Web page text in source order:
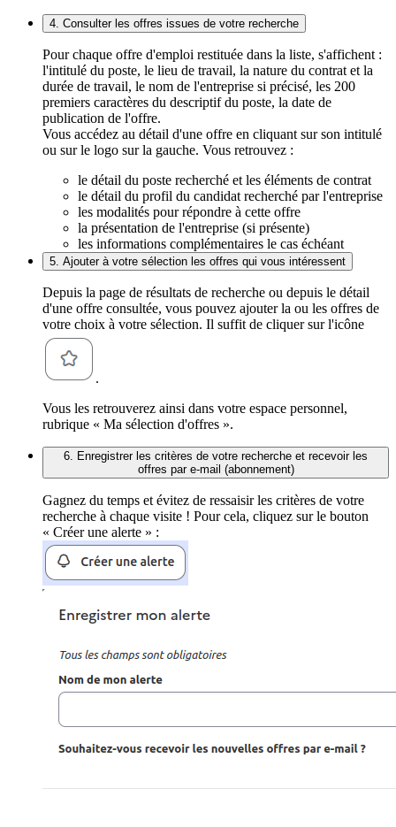
4. Consulter les offres issues de votre recherche
Pour chaque offre d'emploi restituée dans la liste, s'affichent :
l'intitulé du poste, le lieu de travail, la nature du contrat et la
durée de travail, le nom de l'entreprise si précisé, les 200
premiers caractères du descriptif du poste, la date de
publication de l'offre.
Vous accédez au détail d'une offre en cliquant sur son intitulé
ou sur le logo sur la gauche. Vous retrouvez :
le détail du poste recherché et les éléments de contrat
le détail du profil du candidat recherché par l'entreprise
les modalités pour répondre à cette offre
la présentation de l'entreprise (si présente)
les informations complémentaires le cas échéant
5. Ajouter à votre sélection les offres qui vous intéressent
Depuis la page de résultats de recherche ou depuis le détail
d'une offre consultée, vous pouvez ajouter la ou les offres de
votre choix à votre sélection. Il suffit de cliquer sur l'icône
.
Vous les retrouverez ainsi dans votre espace personnel,
rubrique « Ma sélection d'offres ».
6. Enregistrer les critères de votre recherche et recevoir les
offres par e-mail (abonnement)
Gagnez du temps et évitez de ressaisir les critères de votre
recherche à chaque visite ! Pour cela, cliquez sur le bouton
« Créer une alerte » :